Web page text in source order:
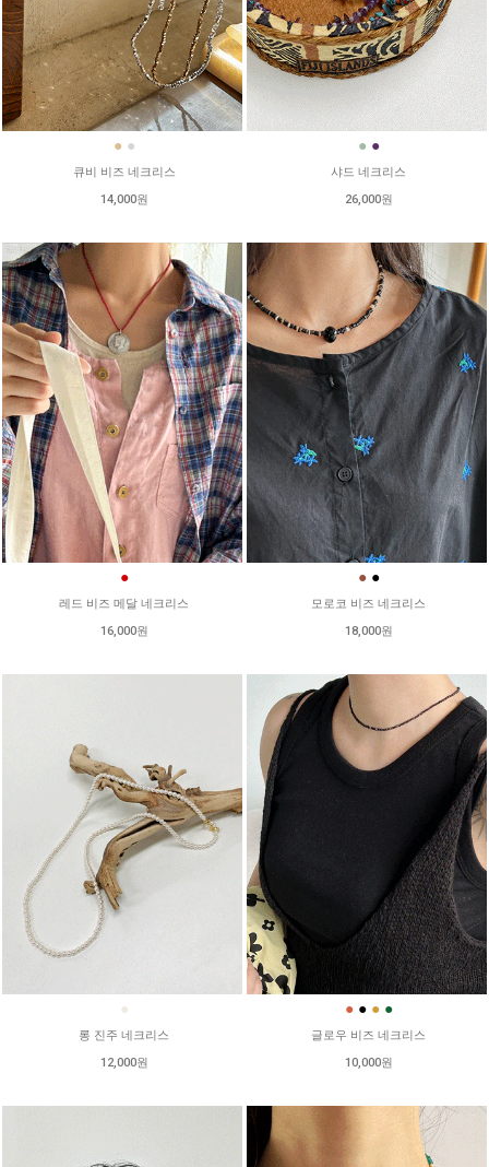
● ●
큐비 비즈 네크리스
14,000원
● ●
샤드 네크리스
26,000원
●
레드 비즈 메달 네크리스
16,000원
● ●
모로코 비즈 네크리스
18,000원
●
롱 진주 네크리스
12,000원
● ● ● ●
글로우 비즈 네크리스
10,000원